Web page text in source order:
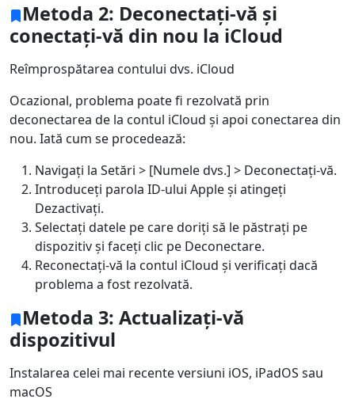
Metoda 2: Deconectați-vă și
conectați-vă din nou la iCloud
Reîmprospătarea contului dvs. iCloud
Ocazional, problema poate fi rezolvată prin
deconectarea de la contul iCloud și apoi conectarea din
nou. Iată cum se procedează:
Navigați la Setări > [Numele dvs.] > Deconectați-vă.
Introduceți parola ID-ului Apple și atingeți
Dezactivați.
Selectați datele pe care doriți să le păstrați pe
dispozitiv și faceți clic pe Deconectare.
Reconectați-vă la contul iCloud și verificați dacă
problema a fost rezolvată.
Metoda 3: Actualizați-vă
dispozitivul
Instalarea celei mai recente versiuni iOS, iPadOS sau
macOS